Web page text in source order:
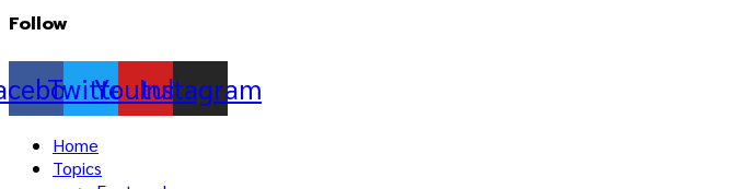
Follow
TwitterYoutube
Instagram
Home
Topics